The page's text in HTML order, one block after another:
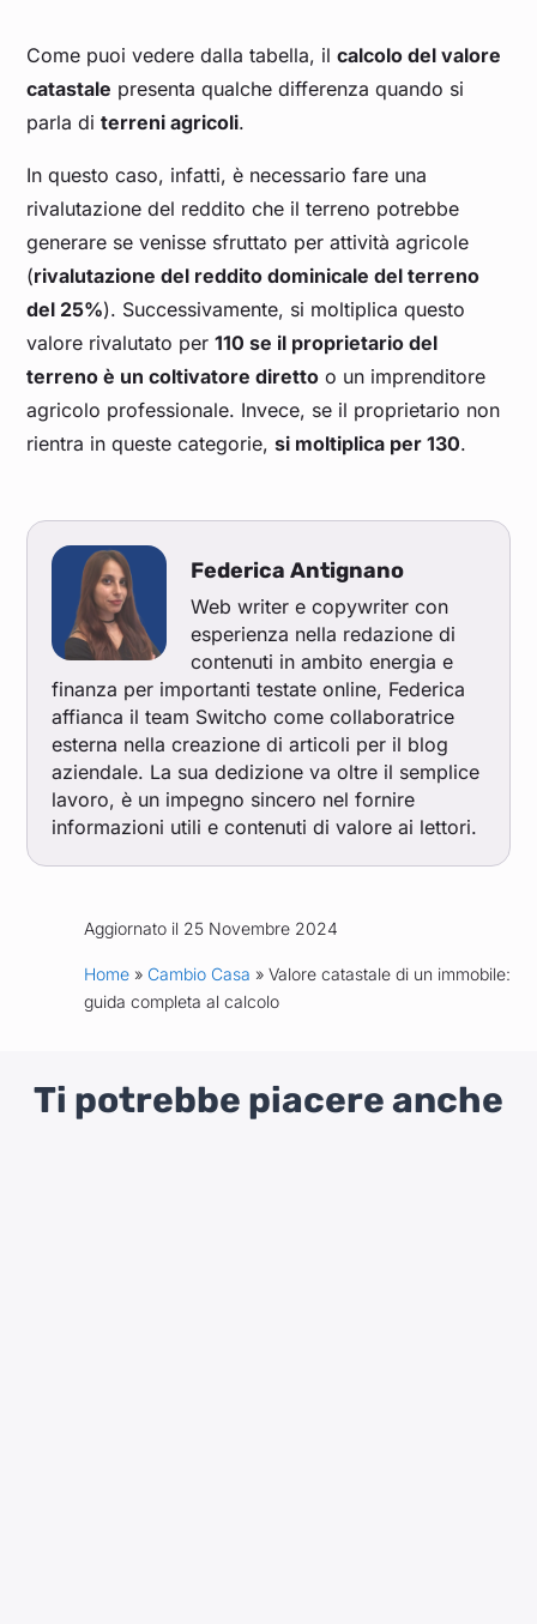
Come puoi vedere dalla tabella, ilcalcolo del valore
catastale presenta qualche differenza quando si
parla diterreni agricoli.
In questo caso, infatti, è necessario fare una
rivalutazione del reddito che il terreno potrebbe
generare se venisse sfruttato per attività agricole
(rivalutazione del reddito dominicale del terreno
del 25%). Successivamente, si moltiplica questo
valore rivalutato per110 se il proprietario del
terreno è un coltivatore diretto o un imprenditore
agricolo professionale. Invece, se il proprietario non
rientra in queste categorie,si moltiplica per 130.
Federica Antignano
Web writer e copywriter con
esperienza nella redazione di
contenuti in ambito energia e
finanza per importanti testate online, Federica
affianca il team Switcho come collaboratrice
esterna nella creazione di articoli per il blog
aziendale. La sua dedizione va oltre il semplice
lavoro, è un impegno sincero nel fornire
informazioni utili e contenuti di valore ai lettori.
Aggiornato il 25 Novembre 2024
Home» Cambio Casa » Valore catastale di un immobile:
guida completa al calcolo
Ti potrebbe piacere anche